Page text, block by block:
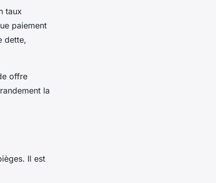
taux
paiement
dette,
offre
la
Il est